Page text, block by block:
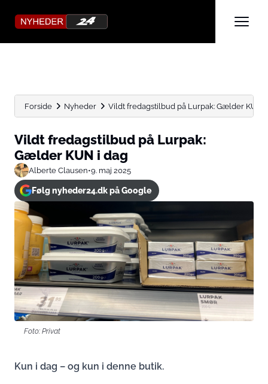
Forside Nyheder Vildt fredagstilbud på Lurpak: Gælder KUN i
Vildt fredagstilbud på Lurpak:
Gælder KUN i dag
Alberte Clausen•9. maj 2025
Følg nyheder24.dk på Google
Foto: Privat
Kun i dag – og kun i denne butik.